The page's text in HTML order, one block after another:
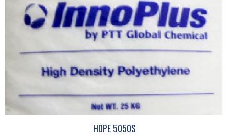
HDPE 5050S